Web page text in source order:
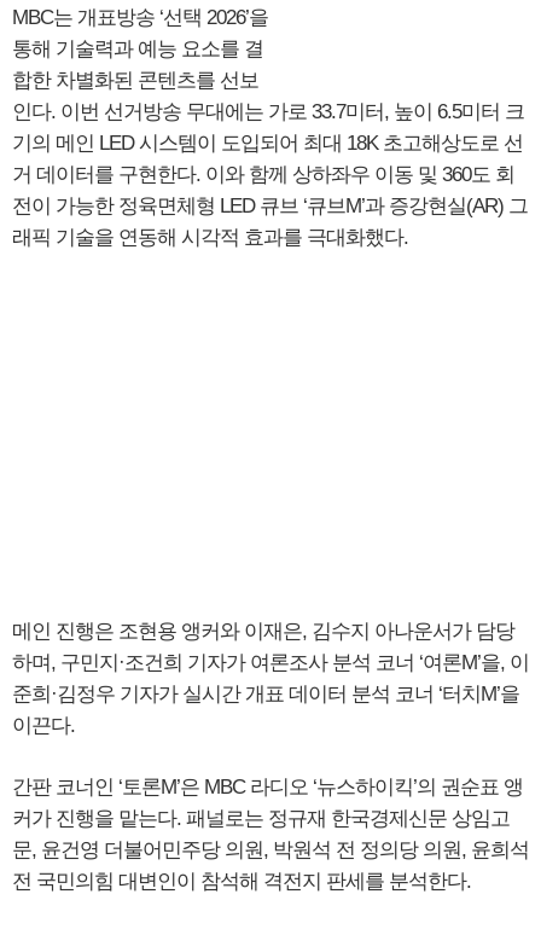
MBC는 개표방송 ‘선택 2026’을
통해 기술력과 예능 요소를 결
합한 차별화된 콘텐츠를 선보
인다. 이번 선거방송 무대에는 가로 33.7미터, 높이 6.5미터 크
기의 메인 LED 시스템이 도입되어 최대 18K 초고해상도로 선
거 데이터를 구현한다. 이와 함께 상하좌우 이동 및 360도 회
전이 가능한 정육면체형 LED 큐브 ‘큐브M’과 증강현실(AR) 그
래픽 기술을 연동해 시각적 효과를 극대화했다.
메인 진행은 조현용 앵커와 이재은, 김수지 아나운서가 담당
하며, 구민지·조건희 기자가 여론조사 분석 코너 ‘여론M’을, 이
준희·김정우 기자가 실시간 개표 데이터 분석 코너 ‘터치M’을
이끈다.
간판 코너인 ‘토론M’은 MBC 라디오 ‘뉴스하이킥’의 권순표 앵
커가 진행을 맡는다. 패널로는 정규재 한국경제신문 상임고
문, 윤건영 더불어민주당 의원, 박원석 전 정의당 의원, 윤희석
전 국민의힘 대변인이 참석해 격전지 판세를 분석한다.